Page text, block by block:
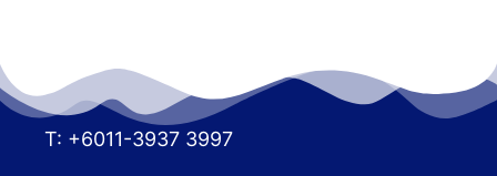
T: +6011-3937 3997